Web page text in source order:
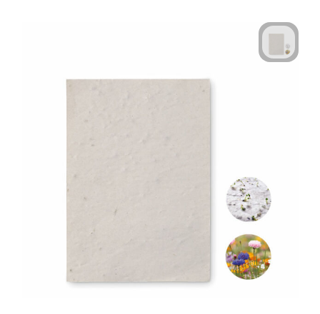
Pennen & Schrijfwaren
Tassen & Reizen
Eten & Drinken